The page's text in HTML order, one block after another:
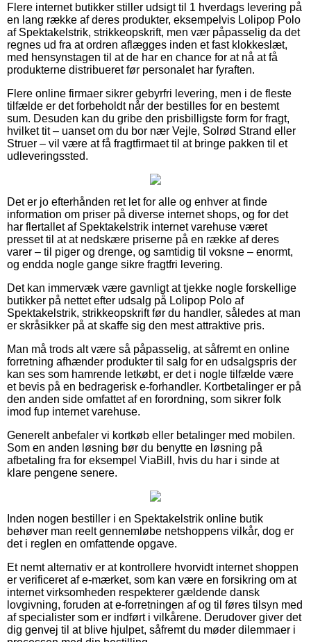
Flere internet butikker stiller udsigt til 1 hverdags levering på
en lang række af deres produkter, eksempelvis Lolipop Polo
af Spektakelstrik, strikkeopskrift, men vær påpasselig da det
regnes ud fra at ordren aflægges inden et fast klokkeslæt,
med hensynstagen til at de har en chance for at nå at få
produkterne distribueret før personalet har fyraften.
Flere online firmaer sikrer gebyrfri levering, men i de fleste
tilfælde er det forbeholdt når der bestilles for en bestemt
sum. Desuden kan du gribe den prisbilligste form for fragt,
hvilket tit – uanset om du bor nær Vejle, Solrød Strand eller
Struer – vil være at få fragtfirmaet til at bringe pakken til et
udleveringssted.
Det er jo efterhånden ret let for alle og enhver at finde
information om priser på diverse internet shops, og for det
har flertallet af Spektakelstrik internet varehuse været
presset til at at nedskære priserne på en række af deres
varer – til piger og drenge, og samtidig til voksne – enormt,
og endda nogle gange sikre fragtfri levering.
Det kan immervæk være gavnligt at tjekke nogle forskellige
butikker på nettet efter udsalg på Lolipop Polo af
Spektakelstrik, strikkeopskrift før du handler, således at man
er skråsikker på at skaffe sig den mest attraktive pris.
Man må trods alt være så påpasselig, at såfremt en online
forretning afhænder produkter til salg for en udsalgspris der
kan ses som hamrende letkøbt, er det i nogle tilfælde være
et bevis på en bedragerisk e-forhandler. Kortbetalinger er på
den anden side omfattet af en forordning, som sikrer folk
imod fup internet varehuse.
Generelt anbefaler vi kortkøb eller betalinger med mobilen.
Som en anden løsning bør du benytte en løsning på
afbetaling fra for eksempel ViaBill, hvis du har i sinde at
klare pengene senere.
Inden nogen bestiller i en Spektakelstrik online butik
behøver man reelt gennemløbe netshoppens vilkår, dog er
det i reglen en omfattende opgave.
Et nemt alternativ er at kontrollere hvorvidt internet shoppen
er verificeret af e-mærket, som kan være en forsikring om at
internet virksomheden respekterer gældende dansk
lovgivning, foruden at e-forretningen af og til føres tilsyn med
af specialister som er indført i vilkårene. Derudover giver det
dig genvej til at blive hjulpet, såfremt du møder dilemmaer i